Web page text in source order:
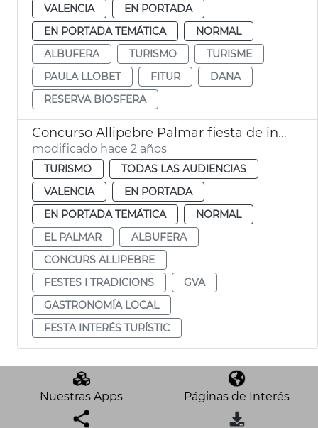
VALENCIA
EN PORTADA
EN PORTADA TEMÁTICA
NORMAL
ALBUFERA
TURISMO
TURISME
PAULA LLOBET
FITUR
DANA
RESERVA BIOSFERA
Concurso Allipebre Palmar fiesta de interés turístico
modificado hace 2 años
TURISMO
TODAS LAS AUDIENCIAS
VALENCIA
EN PORTADA
EN PORTADA TEMÁTICA
NORMAL
EL PALMAR
ALBUFERA
CONCURS ALLIPEBRE
FESTES I TRADICIONS
GVA
GASTRONOMÍA LOCAL
FESTA INTERÉS TURÍSTIC
Nuestras Apps Páginas de Interés